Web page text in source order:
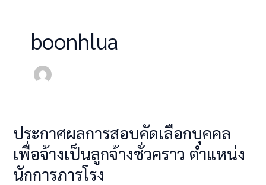
boonhlua
ประกาศผลการสอบคัดเลือกบุคคล
เพื่อจ้างเป็นลูกจ้างชั่วคราว ตำแหน่ง
นักการภารโรง
ประกาศ
ผล
การ
สอบ